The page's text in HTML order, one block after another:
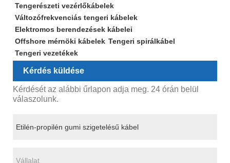
Tengerészeti vezérlőkábelek
Változófrekvenciás tengeri kábelek
Elektromos berendezések kábelei
Offshore mérnöki kábelek Tengeri spirálkábel
Tengeri vezetékek
Kérdés küldése
Kérdését az alábbi űrlapon adja meg. 24 órán belül
válaszolunk.